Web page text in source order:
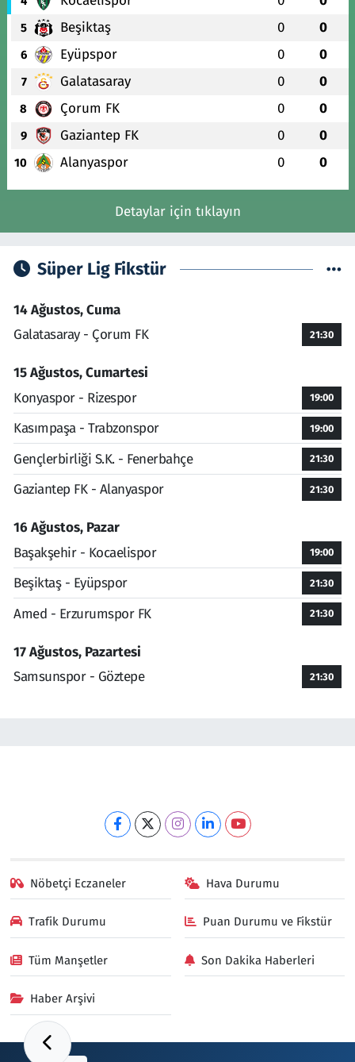
5 Beşiktaş 0 0
6 Eyüpspor 0 0
7 Galatasaray 0 0
8 Çorum FK 0 0
9 Gaziantep FK 0 0
10 Alanyaspor 0 0
Detaylar için tıklayın
Süper Lig Fikstür
14 Ağustos, Cuma
Galatasaray - Çorum FK
21:30
15 Ağustos, Cumartesi
Konyaspor - Rizespor
19:00
Kasımpaşa - Trabzonspor 19:00
Gençlerbirliği S.K. - Fenerbahçe 21:30
Gaziantep FK - Alanyaspor 21:30
16 Ağustos, Pazar
Başakşehir - Kocaelispor
19:00
Beşiktaş - Eyüpspor 21:30
Amed - Erzurumspor FK 21:30
17 Ağustos, Pazartesi
Samsunspor - Göztepe
21:30
Nöbetçi Eczaneler Hava Durumu
Trafik Durumu Puan Durumu ve Fikstür
Tüm Manşetler Son Dakika Haberleri
Haber Arşivi